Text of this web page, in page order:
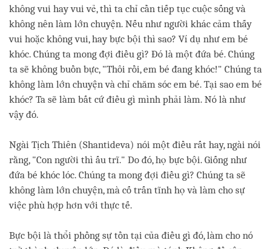
không vui hay vui vẻ, thì ta chỉ cần tiếp tục cuộc sống và
không nên làm lớn chuyện. Nếu như người khác cảm thấy
vui hoặc không vui, hay bực bội thì sao? Ví dụ như em bé
khóc. Chúng ta mong đợi điều gì? Đó là một đứa bé. Chúng
ta sẽ không buồn bực, "Thôi rồi, em bé đang khóc!" Chúng ta
không làm lớn chuyện và chỉ chăm sóc em bé. Tại sao em bé
khóc? Ta sẽ làm bất cứ điều gì mình phải làm. Nó là như
vậy đó.
Ngài Tịch Thiên (Shantideva) nói một điều rất hay, ngài nói
rằng, "Con người thì ấu trĩ." Do đó, họ bực bội. Giống như
đứa bé khóc lóc. Chúng ta mong đợi điều gì? Chúng ta sẽ
không làm lớn chuyện, mà cố trấn tĩnh họ và làm cho sự
việc phù hợp hơn với thực tế.
Bực bội là thổi phồng sự tồn tại của điều gì đó, làm cho nó